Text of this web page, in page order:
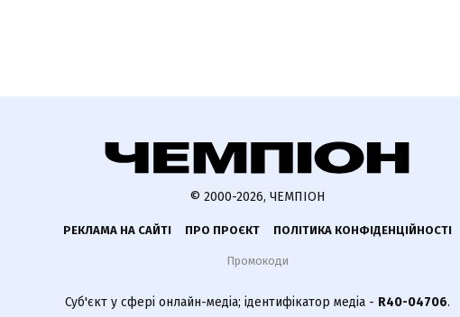
© 2000-2026, ЧЕМПІОН
РЕКЛАМА НА САЙТІ ПРО ПРОЄКТ ПОЛІТИКА КОНФІДЕНЦІЙНОСТІ
Промокоди
Суб'єкт у сфері онлайн-медіа; ідентифікатор медіа - R40-04706.